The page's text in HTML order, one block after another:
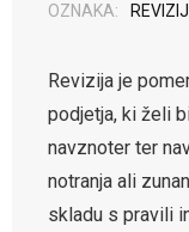
OZNAKA:
Revizija je
podjetja, ki želi
navznoter ter
notranja ali
skladu s pravili